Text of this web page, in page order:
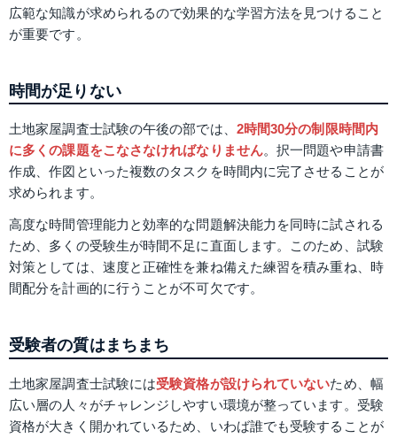
広範な知識が求められるので効果的な学習方法を見つけること
が重要です。
時間が足りない
土地家屋調査士試験の午後の部では、 2時間30分の制限時間内
に多くの課題をこなさなければなりません。択一問題や申請書
作成、作図といった複数のタスクを時間内に完了させることが
求められます。
高度な時間管理能力と効率的な問題解決能力を同時に試される
ため、多くの受験生が時間不足に直面します。このため、試験
対策としては、速度と正確性を兼ね備えた練習を積み重ね、時
間配分を計画的に行うことが不可欠です。
受験者の質はまちまち
土地家屋調査士試験には受験資格が設けられていないため、幅
広い層の人々がチャレンジしやすい環境が整っています。受験
資格が大きく開かれているため、いわば誰でも受験することが